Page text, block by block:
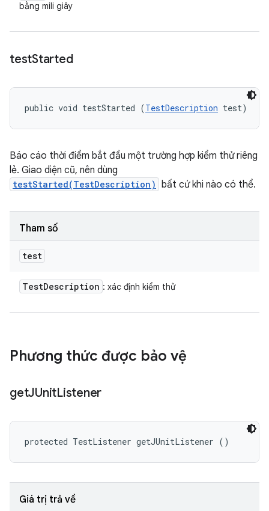
bằng mili giây
testStarted
public void testStarted (TestDescription test)
Báo cáo thời điểm bắt đầu một trường hợp kiểm thử riêng
lẻ. Giao diện cũ, nên dùng
testStarted(TestDescription) bất cứ khi nào có thể.
Tham số
test
TestDescription : xác định kiểm thử
Phương thức được bảo vệ
getJUnitListener
protected TestListener getJUnitListener ()
Giá trị trả về